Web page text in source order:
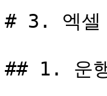
# 3. 엑셀
## 1. 운